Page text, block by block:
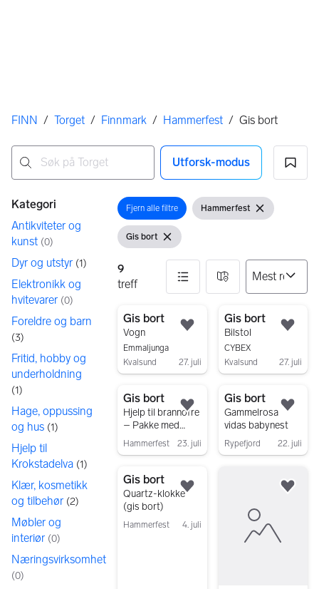
Her er du
FINN / Torget / Finnmark / Hammerfest / Gis bort
Utforsk-modus
Filtre
Kategori
Antikviteter og
kunst (0)
Dyr og utstyr (1)
Elektronikk og
hvitevarer (0)
Foreldre og barn
(3)
Fritid, hobby og
underholdning
(1)
Hage, oppussing
og hus (1)
Hjelp til
Krokstadelva (1)
Klær, kosmetikk
og tilbehør (2)
Møbler og
interiør (0)
Næringsvirksomhet
(0)
Åpne filter
Fjern alle filtre Vis filter
Hammerfest Fjern filter
Vis filter
Gis bort Fjern filter
9
treff
9 resultater
Gis bort
Vogn
Emmaljunga
Kvalsund
27. juli
Legg til som favoritt.
Gis bort
Bilstol
CYBEX
Kvalsund
27. juli
Gis bort
Hjelp til brannofre
– Pakke med
dyne, pute og
Hammerfest 23. juli
Legg til som favoritt.
Gis bort
Gammelrosa
vidas babynest
Rypefjord 22. juli
Gis bort
Quartz-klokke
(gis bort)
Hammerfest 4. juli
Legg til som favoritt.